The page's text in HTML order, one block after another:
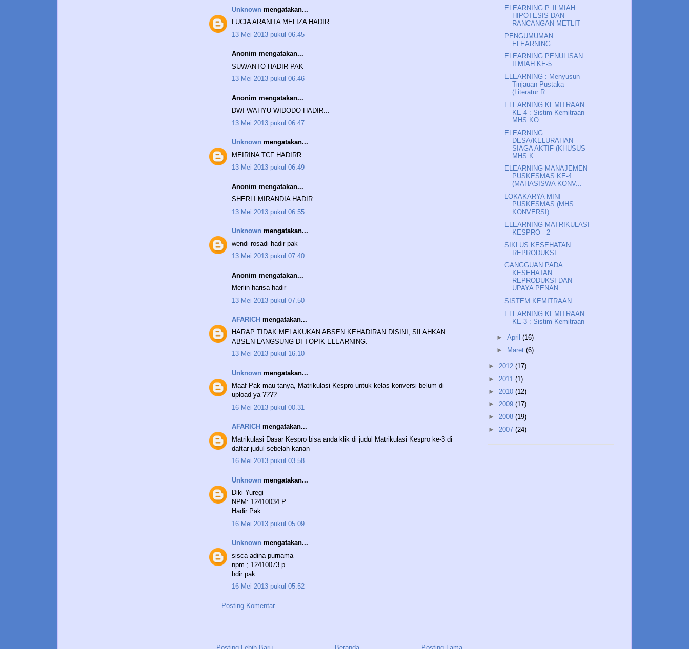
Unknown mengatakan...
LUCIA ARANITA MELIZA HADIR
13 Mei 2013 pukul 06.45
Anonim mengatakan...
SUWANTO HADIR PAK
13 Mei 2013 pukul 06.46
Anonim mengatakan...
DWI WAHYU WIDODO HADIR...
13 Mei 2013 pukul 06.47
Unknown mengatakan...
MEIRINA TCF HADIRR
13 Mei 2013 pukul 06.49
Anonim mengatakan...
SHERLI MIRANDIA HADIR
13 Mei 2013 pukul 06.55
Unknown mengatakan...
wendi rosadi hadir pak
13 Mei 2013 pukul 07.40
Anonim mengatakan...
Merlin harisa hadir
13 Mei 2013 pukul 07.50
AFARICH mengatakan...
HARAP TIDAK MELAKUKAN ABSEN KEHADIRAN DISINI, SILAHKAN
ABSEN LANGSUNG DI TOPIK ELEARNING.
13 Mei 2013 pukul 16.10
Unknown mengatakan...
Maaf Pak mau tanya, Matrikulasi Kespro untuk kelas konversi belum di
upload ya ????
16 Mei 2013 pukul 00.31
AFARICH mengatakan...
Matrikulasi Dasar Kespro bisa anda klik di judul Matrikulasi Kespro ke-3 di
daftar judul sebelah kanan
16 Mei 2013 pukul 03.58
Unknown mengatakan...
Diki Yuregi
NPM: 12410034.P
Hadir Pak
16 Mei 2013 pukul 05.09
Unknown mengatakan...
sisca adina purnama
npm ; 12410073.p
hdir pak
16 Mei 2013 pukul 05.52
Posting Komentar
ELEARNING P. ILMIAH :
HIPOTESIS DAN
RANCANGAN METLIT
PENGUMUMAN
ELEARNING
ELEARNING PENULISAN
ILMIAH KE-5
ELEARNING : Menyusun
Tinjauan Pustaka
(Literatur R...
ELEARNING KEMITRAAN
KE-4 : Sistim Kemitraan
MHS KO...
ELEARNING
DESA/KELURAHAN
SIAGA AKTIF (KHUSUS
MHS K...
ELEARNING MANAJEMEN
PUSKESMAS KE-4
(MAHASISWA KONV...
LOKAKARYA MINI
PUSKESMAS (MHS
KONVERSI)
ELEARNING MATRIKULASI
KESPRO - 2
SIKLUS KESEHATAN
REPRODUKSI
GANGGUAN PADA
KESEHATAN
REPRODUKSI DAN
UPAYA PENAN...
SISTEM KEMITRAAN
ELEARNING KEMITRAAN
KE-3 : Sistim Kemitraan
► April (16)
►
Maret (6)
► 2012 (17)
► 2011 (1)
► 2010 (12)
► 2009 (17)
► 2008 (19)
► 2007 (24)